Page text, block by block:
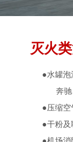
灭火
●水罐
奔驰、
●压缩
●干粉及